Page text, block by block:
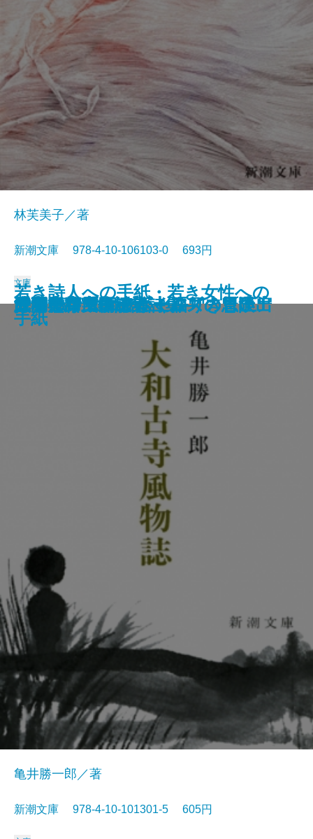
人形の家
恐怖の谷
蟹工船・党生活者
マルテの手記
武蔵野夫人
緋色の研究
ツァラトストラかく語りき〔下〕
シャーロック・ホームズの帰還
サロメ・ウィンダミア卿夫人の扇
浮雲
林芙美子／著
新潮文庫 978-4-10-106103-0 693円
文庫
大和古寺風物誌
亀井勝一郎／著
新潮文庫 978-4-10-101301-5 605円
シャーロック・ホームズの冒険
シャーロック・ホームズの思い出
ジェーン・エア〔上〕
若き詩人への手紙・若き女性への
手紙
ツァラトストラかく語りき〔上〕
武者小路実篤詩集
はつ恋
海潮音―上田敏訳詩集―
人間失格